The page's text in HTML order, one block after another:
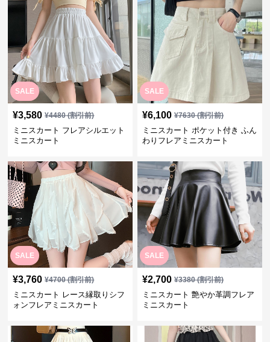
SALE
¥3,580 ¥4480(割引前)
ミニスカート フレアシルエット
ミニスカート
SALE
¥6,100 ¥7630(割引前)
ミニスカート ポケット付き ふん
わりフレアミニスカート
SALE
¥3,760 ¥4700(割引前)
ミニスカート レース縁取りシフ
ォンフレアミニスカート
SALE
¥2,700 ¥3380(割引前)
ミニスカート 艶やか革調フレア
ミニスカート